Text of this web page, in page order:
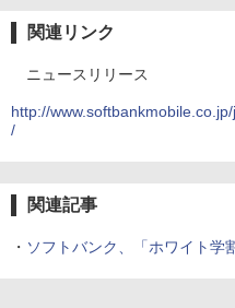
関連リンク
ニュースリリース
http://
/
関連記事
・ ソフトバンク、「ホワイト学